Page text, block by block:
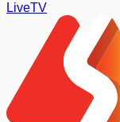
LiveTV